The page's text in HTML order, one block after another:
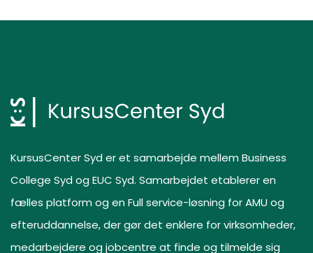
KursusCenter Syd er et samarbejde mellem Business
College Syd og EUC Syd. Samarbejdet etablerer en
fælles platform og en Full service-løsning for AMU og
efteruddannelse, der gør det enklere for virksomheder,
medarbejdere og jobcentre at finde og tilmelde sig